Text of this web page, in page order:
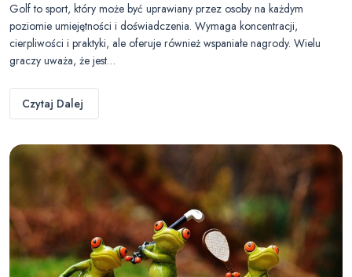
Golf to sport, który może być uprawiany przez osoby na każdym
poziomie umiejętności i doświadczenia. Wymaga koncentracji,
cierpliwości i praktyki, ale oferuje również wspaniałe nagrody. Wielu
graczy uważa, że jest…
Czytaj Dalej